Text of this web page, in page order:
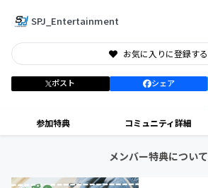
SPJ_Entertainment
お気に入りに登録する
ポスト シェア
参加特典 コミュニティ詳細
メンバー特典について